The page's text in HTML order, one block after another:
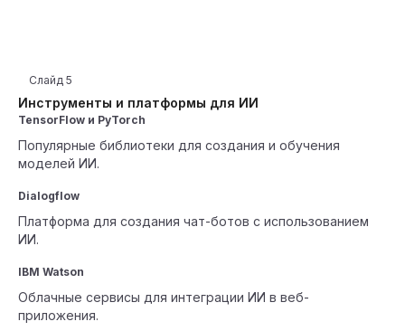
Инструменты и платформы для ИИ
Слайд 5
TensorFlow и PyTorch
Популярные библиотеки для создания и обучения
моделей ИИ.
Dialogflow
Платформа для создания чат-ботов с использованием
ИИ.
IBM Watson
Облачные сервисы для интеграции ИИ в веб-
приложения.